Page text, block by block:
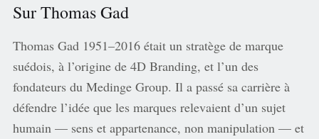
Sur Thomas Gad
Thomas Gad 1951–2016 était un stratège de marque
suédois, à l’origine de 4D Branding, et l’un des
fondateurs du Medinge Group. Il a passé sa carrière à
défendre l’idée que les marques relevaient d’un sujet
humain — sens et appartenance, non manipulation — et